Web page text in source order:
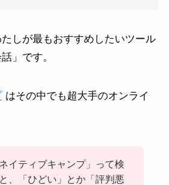
しが最もおすすめしたいツール
」です。
はその中でも超大手のオンライ
イティブキャンプ」って検
、「ひどい」とか「評判悪